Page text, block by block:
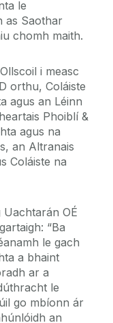
le
as Saothar
chomh maith.
i measc
orthu, Coláiste
agus an Léinn
Phoiblí &
agus na
an Altranais
Coláiste na
Uachtarán OÉ
“Ba
le gach
a bhaint
ar a
le
go mbíonn ár
an